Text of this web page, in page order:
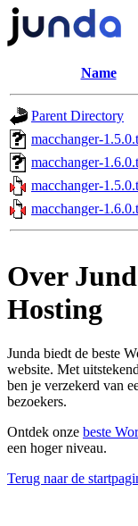
Name
Parent Directory
macchanger-
macchanger-
macchanger-
macchanger-
Over
Hosting
Junda biedt de beste
website. Met
ben je verzekerd van
bezoekers.
Ontdek onze beste
een hoger niveau.
Terug naar de